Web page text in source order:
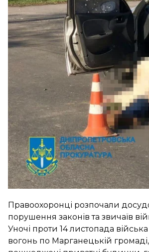
Про цеповідомивочільник
Унаслідок атаки постраждав 72-
один місцевий житель загинув.
Обласна прокуратура зазначає ,
електропередач.
Правоохоронці розпочали
порушення законів та звичаїв
Уночі проти 14 листопада
вогонь по Марганецькій